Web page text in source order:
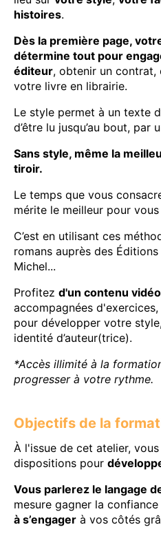
histoires.
Dès la première page,
détermine tout pour
éditeur, obtenir un contrat,
votre livre en librairie.
Le style permet à un texte
d’être lu jusqu’au bout, par
Sans style, même la
tiroir.
Le temps que vous
mérite le meilleur pour
C’est en utilisant ces
romans auprès des
Michel...
Profitez d'un contenu
accompagnées
pour développer votre
identité d’auteur(trice).
*Accès illimité à la
progresser à votre rythme.
Objectifs de la
À l'issue de cet atelier,
dispositions pour
Vous parlerez le langage
mesure gagner la
à s’engager à vos côtés